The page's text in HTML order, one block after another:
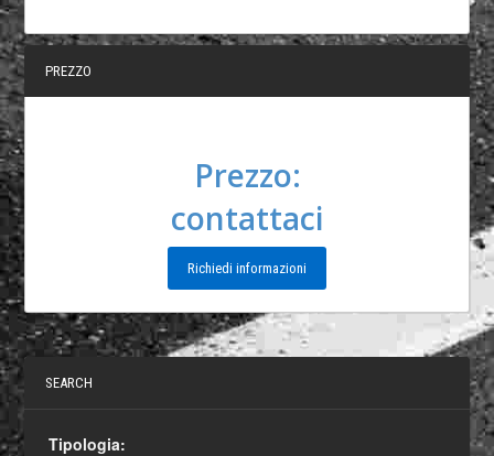
PREZZO
Prezzo:
contattaci
Richiedi informazioni
SEARCH
Tipologia: